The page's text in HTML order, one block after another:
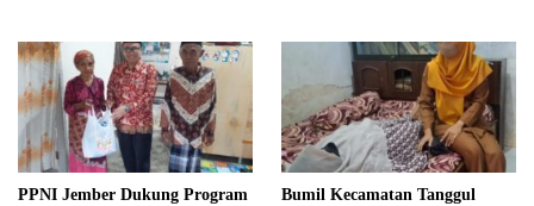
PPNI Jember Dukung Program
Bumil Kecamatan Tanggul